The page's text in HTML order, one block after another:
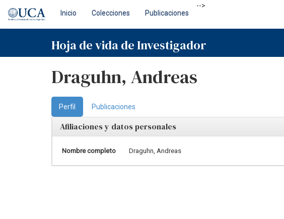
navigation
Inicio Colecciones Publicaciones
-->
Hoja de vida de Investigador
Draguhn, Andreas
Perfil Publicaciones
Afiliaciones y datos personales
Nombre completo Draguhn, Andreas